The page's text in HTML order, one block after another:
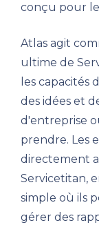
conçu pour
Atlas agit
ultime de
les capacités
des idées et
d'entreprise
prendre. Les
directement
Servicetitan,
simple où ils
gérer des